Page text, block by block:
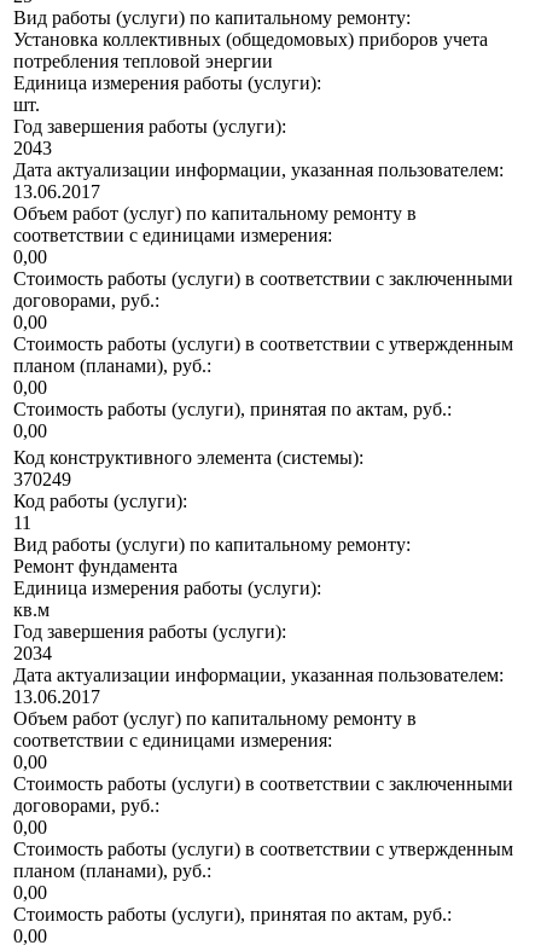
Вид работы (услуги) по капитальному ремонту:
Установка коллективных (общедомовых) приборов учета
потребления тепловой энергии
Единица измерения работы (услуги):
шт.
Год завершения работы (услуги):
2043
Дата актуализации информации, указанная пользователем:
13.06.2017
Объем работ (услуг) по капитальному ремонту в
соответствии с единицами измерения:
0,00
Стоимость работы (услуги) в соответствии с заключенными
договорами, руб.:
0,00
Стоимость работы (услуги) в соответствии с утвержденным
планом (планами), руб.:
0,00
Стоимость работы (услуги), принятая по актам, руб.:
0,00
Код конструктивного элемента (системы):
370249
Код работы (услуги):
11
Вид работы (услуги) по капитальному ремонту:
Ремонт фундамента
Единица измерения работы (услуги):
кв.м
Год завершения работы (услуги):
2034
Дата актуализации информации, указанная пользователем:
13.06.2017
Объем работ (услуг) по капитальному ремонту в
соответствии с единицами измерения:
0,00
Стоимость работы (услуги) в соответствии с заключенными
договорами, руб.:
0,00
Стоимость работы (услуги) в соответствии с утвержденным
планом (планами), руб.:
0,00
Стоимость работы (услуги), принятая по актам, руб.:
0,00